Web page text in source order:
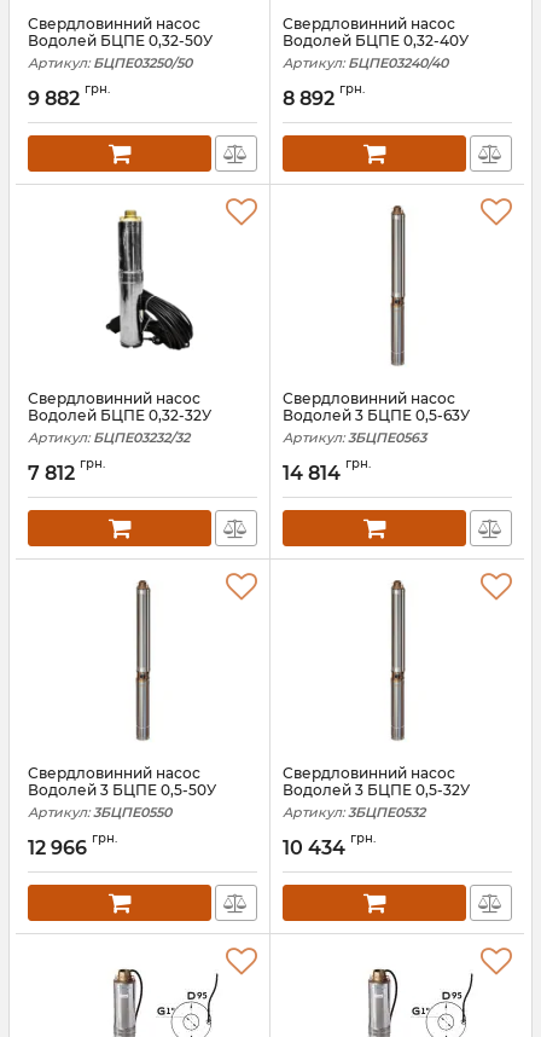
Свердловинний насос
Водолей БЦПЕ 0,32-50У
Артикул: БЦПЕ03250/50
9 882 грн.
Свердловинний насос
Водолей БЦПЕ 0,32-40У
Артикул: БЦПЕ03240/40
8 892 грн.
Свердловинний насос
Водолей БЦПЕ 0,32-32У
Артикул: БЦПЕ03232/32
7 812 грн.
Свердловинний насос
Водолей 3 БЦПЕ 0,5-63У
Артикул: 3БЦПЕ0563
14 814 грн.
Свердловинний насос
Водолей 3 БЦПЕ 0,5-50У
Артикул: 3БЦПЕ0550
12 966 грн.
Свердловинний насос
Водолей 3 БЦПЕ 0,5-32У
Артикул: 3БЦПЕ0532
10 434 грн.